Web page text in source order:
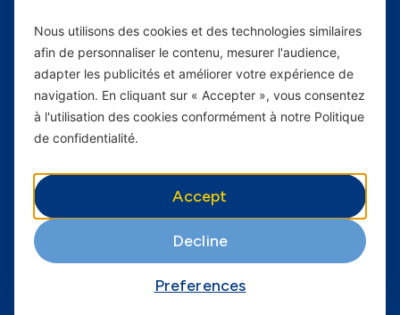
Yas en Afrique
Axian Telecom
Services
Fibre
Business
SmartPhones
Nous utilisons des cookies et des technologies similaires
afin de personnaliser le contenu, mesurer l'audience,
adapter les publicités et améliorer votre expérience de
navigation. En cliquant sur « Accepter », vous consentez
à l'utilisation des cookies conformément à notre Politique
de confidentialité.
Accept
Decline
Preferences